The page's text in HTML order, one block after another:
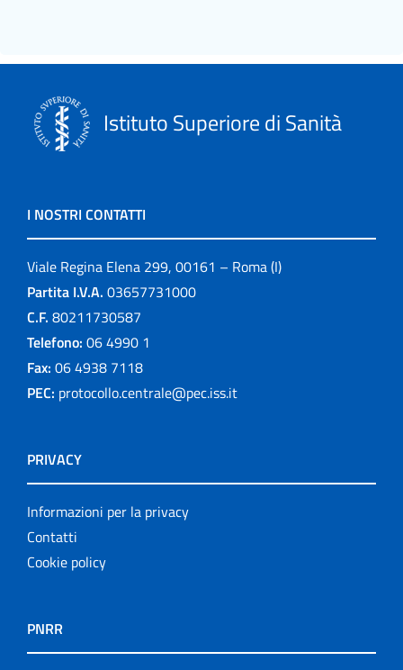
Istituto Superiore di Sanità
I NOSTRI CONTATTI
Viale Regina Elena 299, 00161 – Roma (I)
Partita I.V.A. 03657731000
C.F. 80211730587
Telefono: 06 4990 1
Fax: 06 4938 7118
PEC: protocollo.centrale@pec.iss.it
PRIVACY
Informazioni per la privacy
Contatti
Cookie policy
PNRR